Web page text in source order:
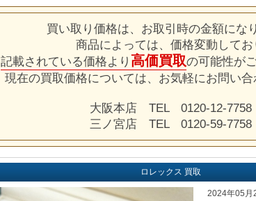
買い取り価格は、お取引時の金額にな
商品によっては、価格変動してお
記載されている価格より 高価買取の可能性が
現在の買取価格については、お気軽にお問い合
大阪本店 TEL 0120-12-7758
三ノ宮店 TEL 0120-59-7758
ロレックス 買取
2024年05月